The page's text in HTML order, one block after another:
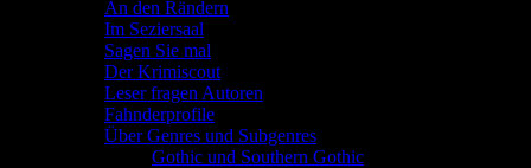
An den Rändern
Im Seziersaal
Sagen Sie mal
Der Krimiscout
Leser fragen Autoren
Fahnderprofile
Über Genres und Subgenres
Gothic und Southern Gothic